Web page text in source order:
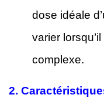
dose idéale
varier
complexe.
2.